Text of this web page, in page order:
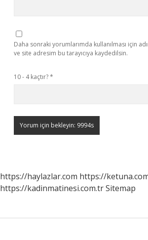
Daha sonraki yorumlarımda kullanılması için
ve site adresim bu tarayıcıya kaydedilsin.
10 - 4 kaçtır?*
https://haylazlar.com https://
https://kadinmatinesi.com.trSitemap